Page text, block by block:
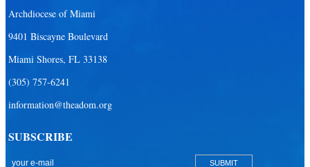
Archdiocese of Miami
9401 Biscayne Boulevard
Miami Shores, FL 33138
(305) 757-6241
information@theadom.org
SUBSCRIBE